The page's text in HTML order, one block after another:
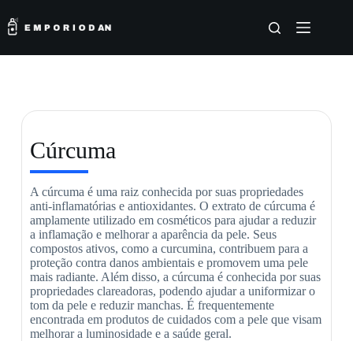
Cúrcuma
A cúrcuma é uma raiz conhecida por suas propriedades
anti-inflamatórias e antioxidantes. O extrato de cúrcuma é
amplamente utilizado em cosméticos para ajudar a reduzir
a inflamação e melhorar a aparência da pele. Seus
compostos ativos, como a curcumina, contribuem para a
proteção contra danos ambientais e promovem uma pele
mais radiante. Além disso, a cúrcuma é conhecida por suas
propriedades clareadoras, podendo ajudar a uniformizar o
tom da pele e reduzir manchas. É frequentemente
encontrada em produtos de cuidados com a pele que visam
melhorar a luminosidade e a saúde geral.